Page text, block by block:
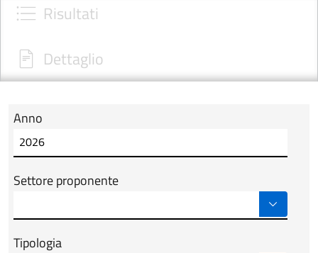
Risultati
Dettaglio
Modulo tab_ricerca_form
Anno
Settore proponente
Tipologia